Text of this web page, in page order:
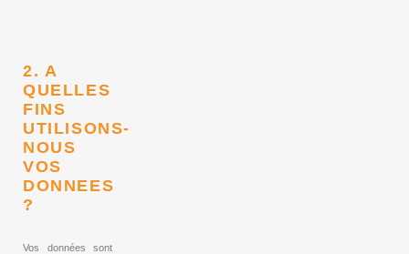
2. A
QUELLES
FINS
UTILISONS-
NOUS
VOS
DONNEES
?
Vos données sont